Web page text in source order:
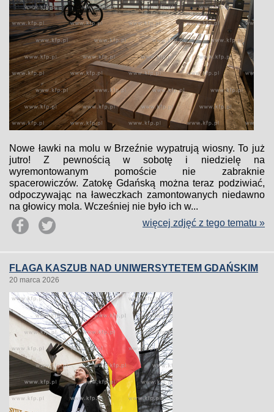
Nowe ławki na molu w Brzeźnie wypatrują wiosny. To już
jutro! Z pewnością w sobotę i niedzielę na
wyremontowanym pomoście nie zabraknie
spacerowiczów. Zatokę Gdańską można teraz podziwiać,
odpoczywając na ławeczkach zamontowanych niedawno
na głowicy mola. Wcześniej nie było ich w...
więcej zdjęć z tego tematu »
FLAGA KASZUB NAD UNIWERSYTETEM GDAŃSKIM
20 marca 2026